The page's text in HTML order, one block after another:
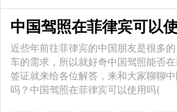
近些年前往菲律宾的中国朋友是很多
车的需求，所以就好奇中国驾照能否
签证就来给各位解答，来和大家聊聊
吗？中国驾照在菲律宾可以使用吗(